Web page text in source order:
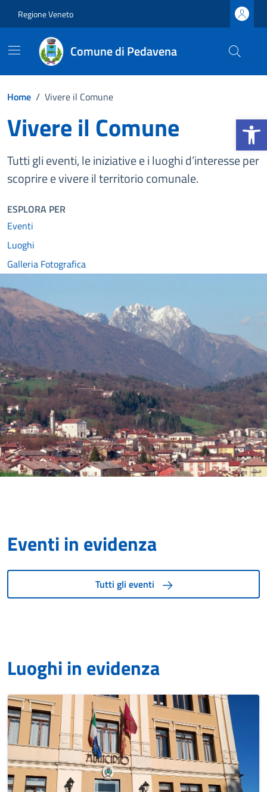
Regione Veneto
Comune di Pedavena
Home / Vivere il Comune
Vivere il Comune
Tutti gli eventi, le iniziative e i luoghi d’interesse per
scoprire e vivere il territorio comunale.
ESPLORA PER
Eventi
Luoghi
Galleria Fotografica
Eventi in evidenza
Tutti gli eventi
Luoghi in evidenza
Apri la